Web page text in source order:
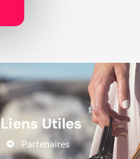
Liens Utiles
Partenaires